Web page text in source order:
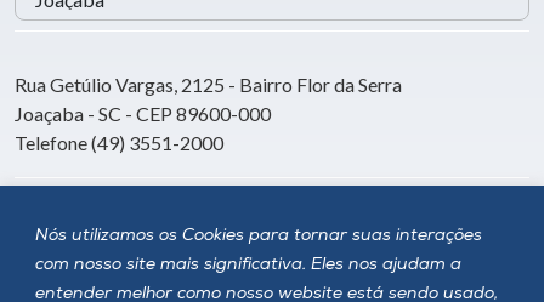
Nós utilizamos os Cookies para tornar suas interações
com nosso site mais significativa. Eles nos ajudam a
entender melhor como nosso website está sendo usado,
Rua Getúlio Vargas, 2125 - Bairro Flor da Serra
Joaçaba - SC - CEP 89600-000
Telefone (49) 3551-2000
Siga a Unoesc